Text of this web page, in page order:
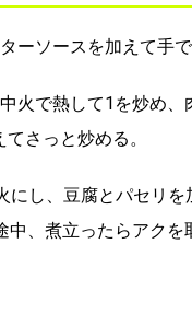
ソースを加えて手で
火で熱して1を炒め、
さっと炒める。
し、豆腐とパセリを
、煮立ったらアクを